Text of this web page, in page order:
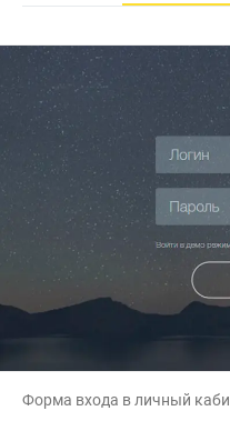
Форма входа в личный